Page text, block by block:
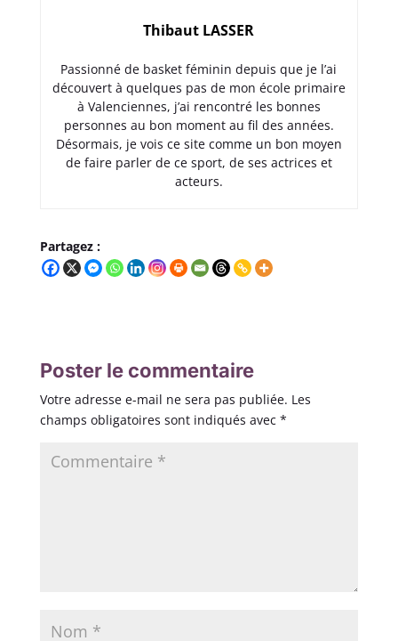
Thibaut LASSER
Passionné de basket féminin depuis que je l’ai
découvert à quelques pas de mon école primaire
à Valenciennes, j’ai rencontré les bonnes
personnes au bon moment au fil des années.
Désormais, je vois ce site comme un bon moyen
de faire parler de ce sport, de ses actrices et
acteurs.
Partagez :
Poster le commentaire
Votre adresse e-mail ne sera pas publiée. Les
champs obligatoires sont indiqués avec *